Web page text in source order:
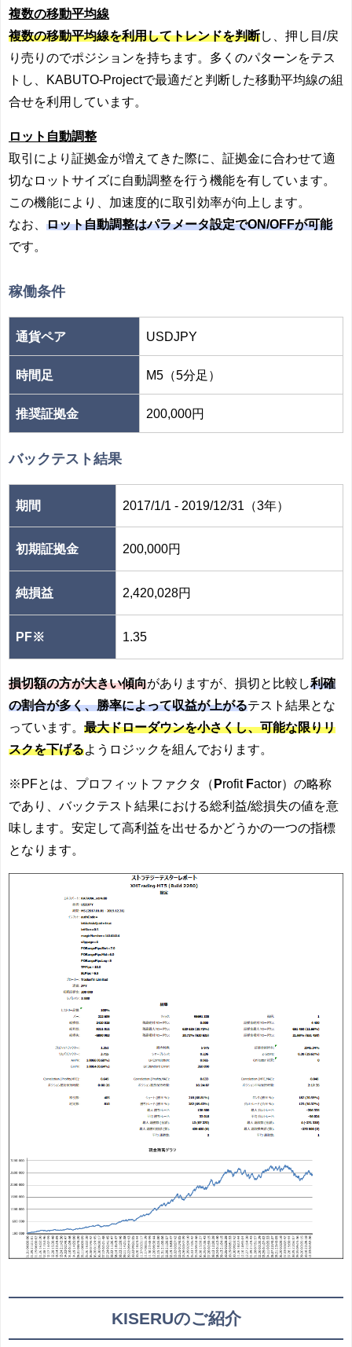
複数の移動平均線
複数の移動平均線を利用してトレンドを判断し、押し目/戻
り売りのでポジションを持ちます。多くのパターンをテス
トし、KABUTO-Projectで最適だと判断した移動平均線の組
合せを利用しています。
ロット自動調整
取引により証拠金が増えてきた際に、証拠金に合わせて適
切なロットサイズに自動調整を行う機能を有しています。
この機能により、加速度的に取引効率が向上します。
なお、 ロット自動調整はパラメータ設定でON/OFFが可能
です。
稼働条件
通貨ペア USDJPY
時間足 M5（5分足）
推奨証拠金 200,000円
バックテスト結果
期間 2017/1/1 - 2019/12/31（3年）
初期証拠金 200,000円
純損益 2,420,028円
PF※ 1.35
損切額の方が大きい傾向がありますが、損切と比較し利確
の割合が多く、勝率によって収益が上がるテスト結果とな
っています。 最大ドローダウンを小さくし、可能な限りリ
スクを下げる ようロジックを組んでおります。
※PFとは、プロフィットファクタ（ Profit Factor）の略称
であり、バックテスト結果における総利益/総損失の値を意
味します。安定して高利益を出せるかどうかの一つの指標
となります。
KISERUのご紹介